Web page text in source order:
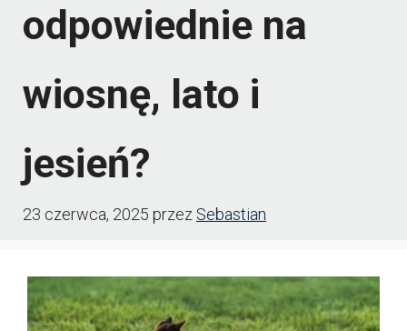
odpowiednie na
wiosnę, lato i
jesień?
23 czerwca, 2025 przez Sebastian